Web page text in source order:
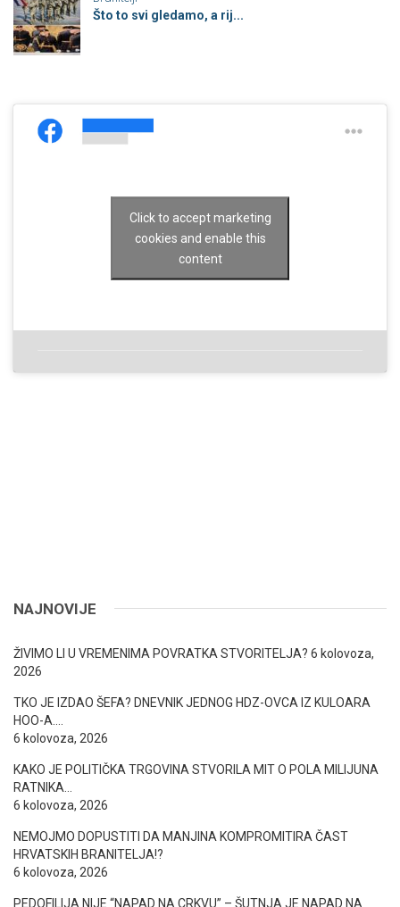
Što to svi gledamo, a rij...
Click to accept marketing
cookies and enable this
content
NAJNOVIJE
ŽIVIMO LI U VREMENIMA POVRATKA STVORITELJA? 6 kolovoza,
2026
TKO JE IZDAO ŠEFA? DNEVNIK JEDNOG HDZ-OVCA IZ KULOARA
HOO-A….
6 kolovoza, 2026
KAKO JE POLITIČKA TRGOVINA STVORILA MIT O POLA MILIJUNA
RATNIKA…
6 kolovoza, 2026
NEMOJMO DOPUSTITI DA MANJINA KOMPROMITIRA ČAST
HRVATSKIH BRANITELJA!?
6 kolovoza, 2026
PEDOFILIJA NIJE “NAPAD NA CRKVU” – ŠUTNJA JE NAPAD NA